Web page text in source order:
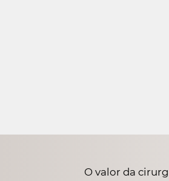
O valor da